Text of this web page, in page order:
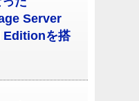
Server
Editionを搭